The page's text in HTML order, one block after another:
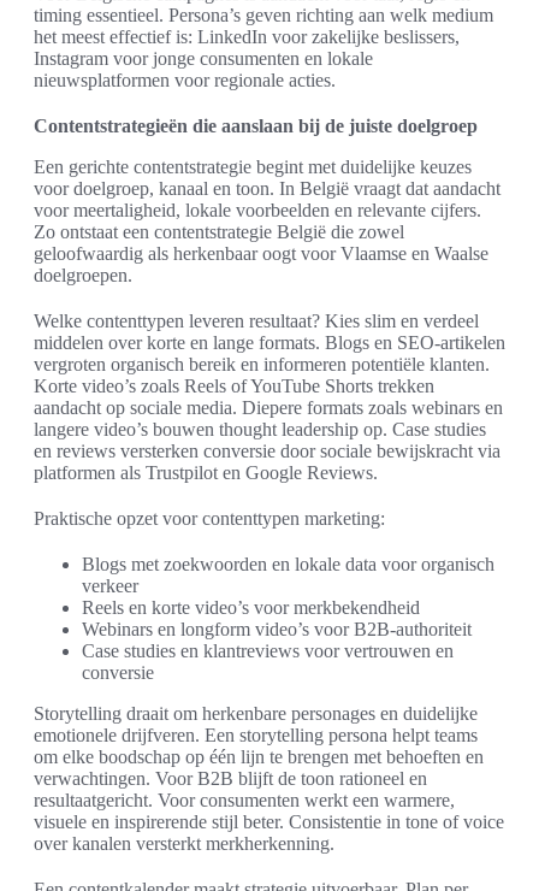
timing essentieel. Persona’s geven richting aan welk medium
het meest effectief is: LinkedIn voor zakelijke beslissers,
Instagram voor jonge consumenten en lokale
nieuwsplatformen voor regionale acties.
Contentstrategieën die aanslaan bij de juiste doelgroep
Een gerichte contentstrategie begint met duidelijke keuzes
voor doelgroep, kanaal en toon. In België vraagt dat aandacht
voor meertaligheid, lokale voorbeelden en relevante cijfers.
Zo ontstaat een contentstrategie België die zowel
geloofwaardig als herkenbaar oogt voor Vlaamse en Waalse
doelgroepen.
Welke contenttypen leveren resultaat? Kies slim en verdeel
middelen over korte en lange formats. Blogs en SEO-artikelen
vergroten organisch bereik en informeren potentiële klanten.
Korte video’s zoals Reels of YouTube Shorts trekken
aandacht op sociale media. Diepere formats zoals webinars en
langere video’s bouwen thought leadership op. Case studies
en reviews versterken conversie door sociale bewijskracht via
platformen als Trustpilot en Google Reviews.
Praktische opzet voor contenttypen marketing:
Blogs met zoekwoorden en lokale data voor organisch
verkeer
Reels en korte video’s voor merkbekendheid
Webinars en longform video’s voor B2B-authoriteit
Case studies en klantreviews voor vertrouwen en
conversie
Storytelling draait om herkenbare personages en duidelijke
emotionele drijfveren. Een storytelling persona helpt teams
om elke boodschap op één lijn te brengen met behoeften en
verwachtingen. Voor B2B blijft de toon rationeel en
resultaatgericht. Voor consumenten werkt een warmere,
visuele en inspirerende stijl beter. Consistentie in tone of voice
over kanalen versterkt merkherkenning.